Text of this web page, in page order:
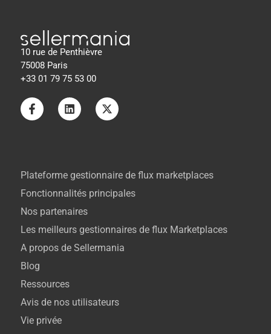
10 rue de Penthièvre
75008 Paris
+33 01 79 75 53 00
A propos de Sellermania
Blog
Ressources
Avis de nos utilisateurs
Vie privée
Plateforme gestionnaire de flux marketplaces
Fonctionnalités principales
Nos partenaires
Les meilleurs gestionnaires de flux Marketplaces